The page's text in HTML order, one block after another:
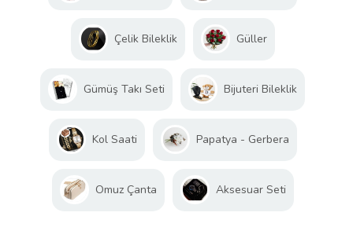
Çelik Bileklik Güller
Gümüş Takı Seti Bijuteri Bileklik
Kol Saati Papatya - Gerbera
Omuz Çanta Aksesuar Seti